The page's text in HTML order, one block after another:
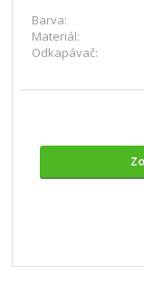
Barva:
Materiál:
Odkapávač: